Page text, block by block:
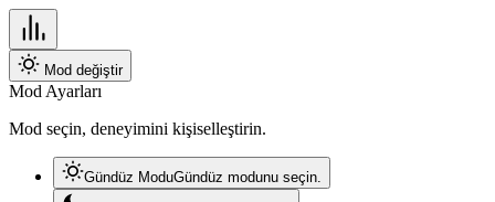
Mod değiştir
Mod Ayarları
Mod seçin, deneyimini kişiselleştirin.
Gündüz ModuGündüz modunu seçin.